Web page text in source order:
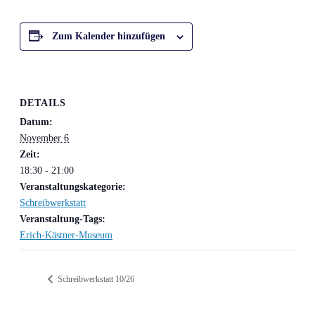
Zum Kalender hinzufügen
DETAILS
Datum:
November 6
Zeit:
18:30 - 21:00
Veranstaltungskategorie:
Schreibwerkstatt
Veranstaltung-Tags:
Erich-Kästner-Museum
Schreibwerkstatt 10/26